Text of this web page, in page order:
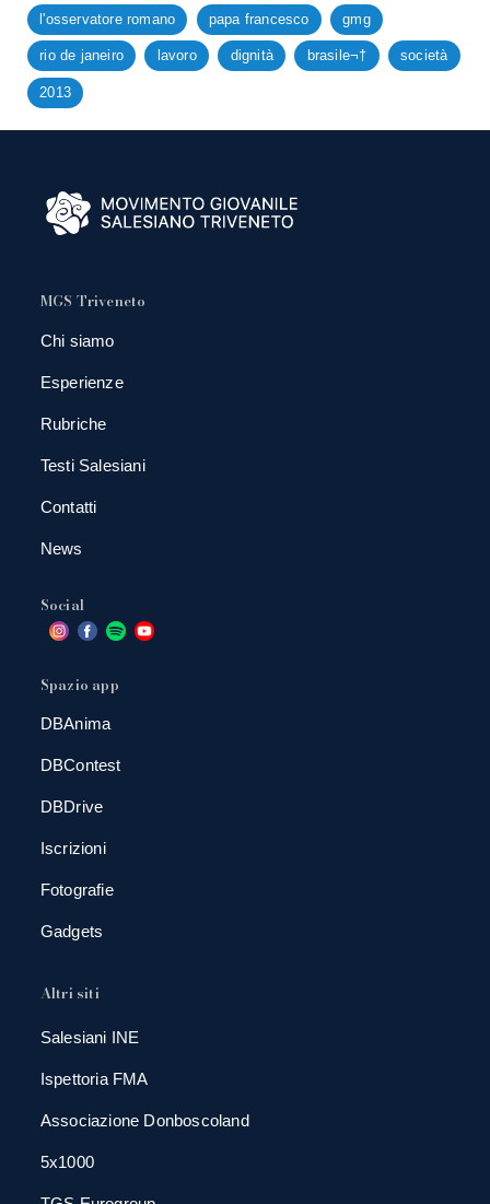
l'osservatore romano papa francesco gmg
rio de janeiro lavoro dignità brasile¬† società
2013
MGS Triveneto
Chi siamo
Esperienze
Rubriche
Testi Salesiani
Contatti
News
Social
Spazio app
DBAnima
DBContest
DBDrive
Iscrizioni
Fotografie
Gadgets
Altri siti
Salesiani INE
Ispettoria FMA
Associazione Donboscoland
5x1000